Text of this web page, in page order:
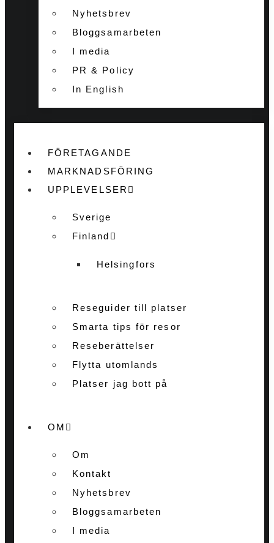
Nyhetsbrev
Bloggsamarbeten
I media
PR & Policy
In English
FÖRETAGANDE
MARKNADSFÖRING
UPPLEVELSER
Sverige
Finland
Helsingfors
Reseguider till platser
Smarta tips för resor
Reseberättelser
Flytta utomlands
Platser jag bott på
OM
Om
Kontakt
Nyhetsbrev
Bloggsamarbeten
I media